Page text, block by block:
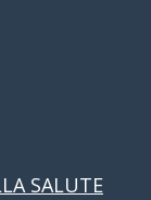
SALUTE